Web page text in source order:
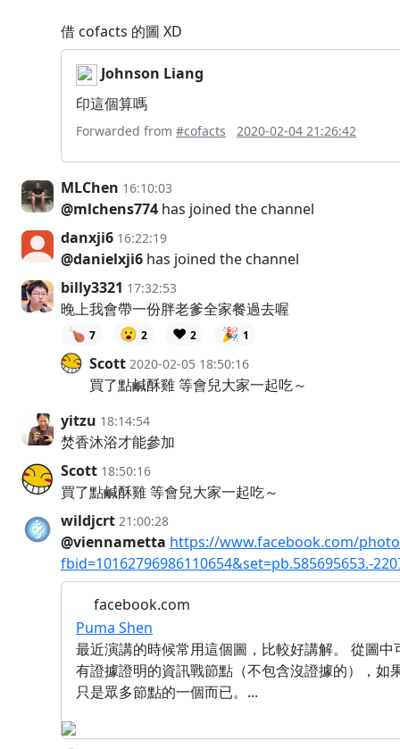
借 cofacts 的圖 XD
Johnson Liang
印這個算嗎
Forwarded from #cofacts 2020-02-04 21:26:42
MLChen 16:10:03
@mlchens774 has joined the channel
danxji6 16:22:19
@danielxji6 has joined the channel
billy3321 17:32:53
晚上我會帶一份胖老爹全家餐過去喔
🍗 7 😮 2 ❤️ 2 🎉 1
Scott 2020-02-05 18:50:16
買了點鹹酥雞 等會兒大家一起吃～
yitzu 18:14:54
焚香沐浴才能參加
Scott 18:50:16
買了點鹹酥雞 等會兒大家一起吃～
wildjcrt 21:00:28
@viennametta https://www.facebook.com/
fbid=10162796986110654&set=pb.585695653.-
facebook.com
Puma Shen
最近演講的時候常用這個圖，比較好講解。 從圖
有證據證明的資訊戰節點（不包含沒證據的），如
只是眾多節點的一個而已。...